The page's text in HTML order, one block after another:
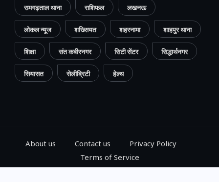
रामगढ़ताल थाना राशिफल लखनऊ
लोकल न्यूज शख्सियत शहरनामा शाहपुर थाना
शिक्षा संत कबीरनगर सिटी सेंटर सिद्धार्थनगर
सियासत सेलीब्रिटी हेल्थ
About us Contact us
Privacy Policy
Terms of Service